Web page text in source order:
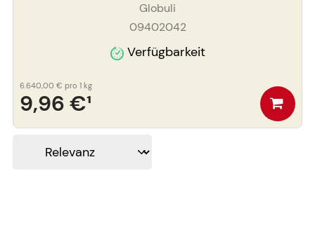
Globuli
09402042
Verfügbarkeit
9,96 €¹
6.640,00 € pro 1 kg